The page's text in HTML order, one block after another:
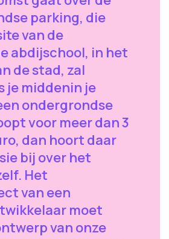
parking, die
van de
abdijschool, in het
de stad, zal
je middenin je
ondergrondse
voor meer dan 3
dan hoort daar
bij over het
Het
van een
moet
van onze